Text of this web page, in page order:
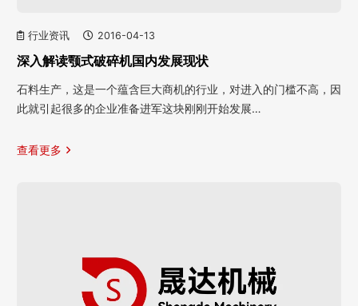
行业资讯 2016-04-13
深入解读颚式破碎机国内发展现状
石料生产，这是一个蕴含巨大商机的行业，对进入的门槛不高，因
此就引起很多的企业准备进军这块刚刚开始发展…
查看更多